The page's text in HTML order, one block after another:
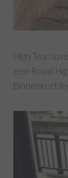
High Tea i
een Royal
Binnenkort